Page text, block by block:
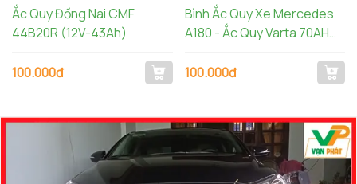
Ắc Quy Đồng Nai CMF
44B20R (12V-43Ah)
100.000đ
Bình Ắc Quy Xe Mercedes
A180 - Ắc Quy Varta 70AH
100.000đ